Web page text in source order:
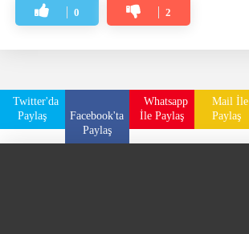
0 2
Twitter'da
Paylaş
Facebook'ta
Paylaş
Whatsapp
İle Paylaş
Mail İle
Paylaş